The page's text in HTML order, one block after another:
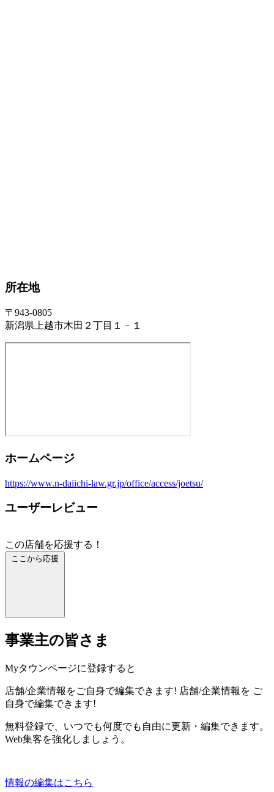
所在地
〒943-0805
新潟県上越市木田２丁目１－１
ホームページ
https://www.n-daiichi-law.gr.jp/office/access/joetsu/
ユーザーレビュー
この店舗を応援する！
ここから応援
事業主の皆さま
Myタウンページに登録すると
店舗/企業情報をご自身で編集できます! 店舗/企業情報を ご
自身で編集できます!
無料登録で、いつでも何度でも自由に更新・編集できます。
Web集客を強化しましょう。
情報の編集はこちら